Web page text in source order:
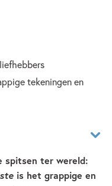
tekeningen en
spitsen ter wereld:
is het grappige en